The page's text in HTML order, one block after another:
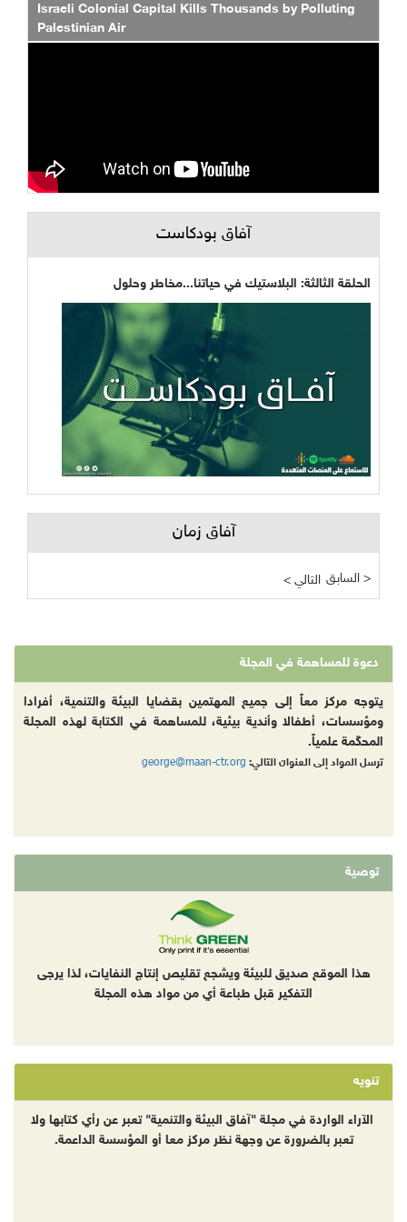
Israeli Colonial Capital Kills Thousands by Polluting
Palestinian Air
آفاق بودكاست
الحلقة الثالثة: البلاستيك في حياتنا...مخاطر وحلول
آفاق زمان
< التالي السابق >
دعوة للمساهمة في المجلة
يتوجه مركز معاً إلى جميع المهتمين بقضايا البيئة والتنمية، أفرادا
ومؤسسات، أطفالا وأندية بيئية، للمساهمة في الكتابة لهذه المجلة
المحكّمة علمياً.
ترسل المواد إلى العنوان التالي: george@maan-ctr.org
توصية
هذا الموقع صديق للبيئة ويشجع تقليص إنتاج النفايات، لذا يرجى
التفكير قبل طباعة أي من مواد هذه المجلة
تنويه
الآراء الواردة في مجلة "آفاق البيئة والتنمية" تعبر عن رأي كتابها ولا
تعبر بالضرورة عن وجهة نظر مركز معا أو المؤسسة الداعمة.